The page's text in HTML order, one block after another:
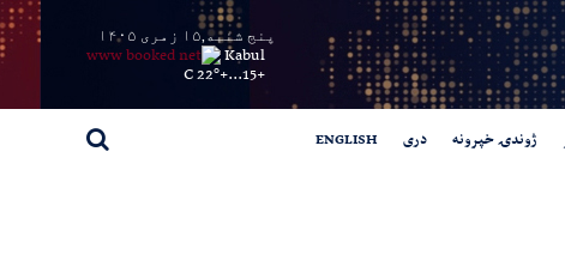
پنج شنبه,۱۵ زمری ۱۴۰۵
Kabul
+
15...
+
22° C
ژوندۍ خپرونه دری ENGLISH